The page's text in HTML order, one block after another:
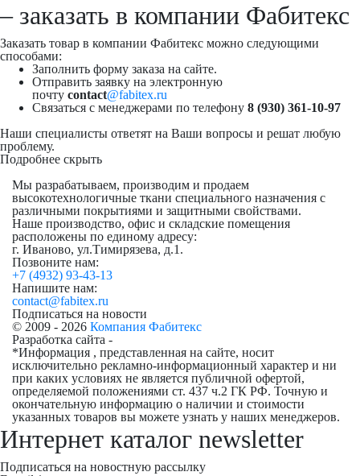
– заказать в компании Фабитекс
Заказать товар в компании Фабитекс можно следующими
способами:
Заполнить форму заказа на сайте.
Отправить заявку на электронную
почту contact@fabitex.ru
Связаться с менеджерами по телефону 8 (930) 361-10-97
Наши специалисты ответят на Ваши вопросы и решат любую
проблему.
Подробнее скрыть
Мы разрабатываем, производим и продаем
высокотехнологичные ткани специального назначения с
различными покрытиями и защитными свойствами.
Наше производство, офис и складские помещения
расположены по единому адресу:
г. Иваново, ул.Тимирязева, д.1.
Позвоните нам:
+7 (4932) 93-43-13
Напишите нам:
contact@fabitex.ru
Подписаться на новости
© 2009 - 2026 Компания Фабитекс
*Информация , представленная на сайте, носит
исключительно рекламно-информационный характер и ни
при каких условиях не является публичной офертой,
определяемой положениями ст. 437 ч.2 ГК РФ. Точную и
окончательную информацию о наличии и стоимости
указанных товаров вы можете узнать у наших менеджеров.
Разработка сайта -
Интернет каталог newsletter
Подписаться на новостную рассылку